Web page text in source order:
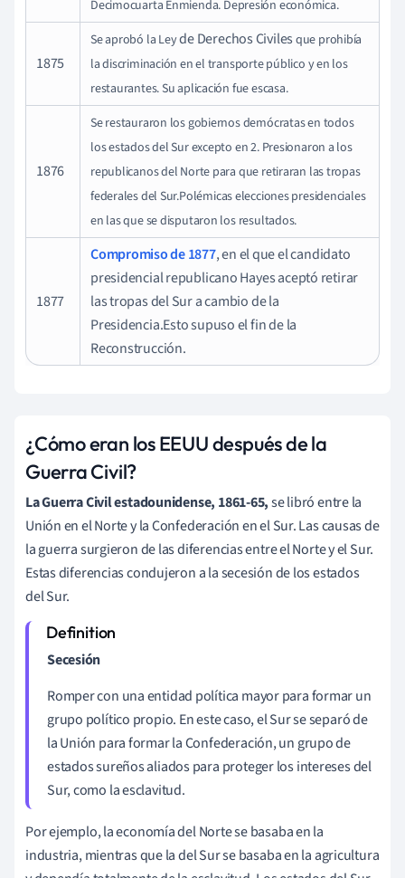
Decimocuarta Enmienda. Depresión económica.
1875
Se aprobó la Leyde Derechos Civiles que prohibía
la discriminación en el transporte público y en los
restaurantes. Su aplicación fue escasa.
1876
Se restauraron los gobiernos demócratas en todos
los estados del Sur excepto en 2.Presionaron a los
republicanos del Norte para que retiraran las tropas
federales del Sur.Polémicas elecciones presidenciales
en las que se disputaron los resultados.
1877
Compromiso de 1877, en el que el candidato
presidencial republicano Hayes aceptó retirar
las tropas del Sur a cambio de la
Presidencia.Esto supuso el fin de la
Reconstrucción.
¿Cómo eran los EEUU después de la
Guerra Civil?
La Guerra Civil estadounidense, 1861-65,se libró entre la
Unión en el Norte y la Confederación en el Sur. Las causas de
la guerra surgieron de las diferencias entre el Norte y el Sur.
Estas diferencias condujeron a la secesión de los estados
del Sur.
Secesión
Romper con una entidad política mayor para formar un
grupo político propio. En este caso, el Sur se separó de
la Unión para formar la Confederación, un grupo de
estados sureños aliados para proteger los intereses del
Sur, como la esclavitud.
Por ejemplo, la economía del Norte se basaba en la
industria, mientras que la del Sur se basaba en la agricultura